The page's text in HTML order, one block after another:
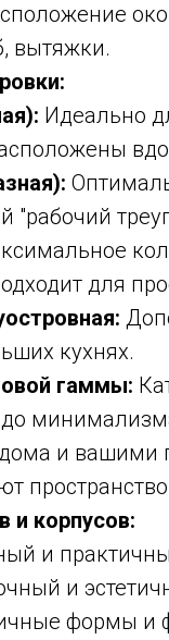
вытяжки.
Идеально
"рабочий
для
кухнях.
гаммы:
до
и вашими
и корпусов:
и
и
формы и